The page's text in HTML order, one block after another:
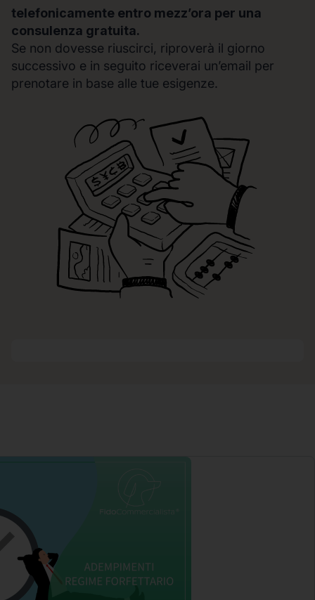
telefonicamente entro mezz’ora per una
consulenza gratuita.
Se non dovesse riuscirci, riproverà il giorno
successivo e in seguito riceverai un’email per
prenotare in base alle tue esigenze.